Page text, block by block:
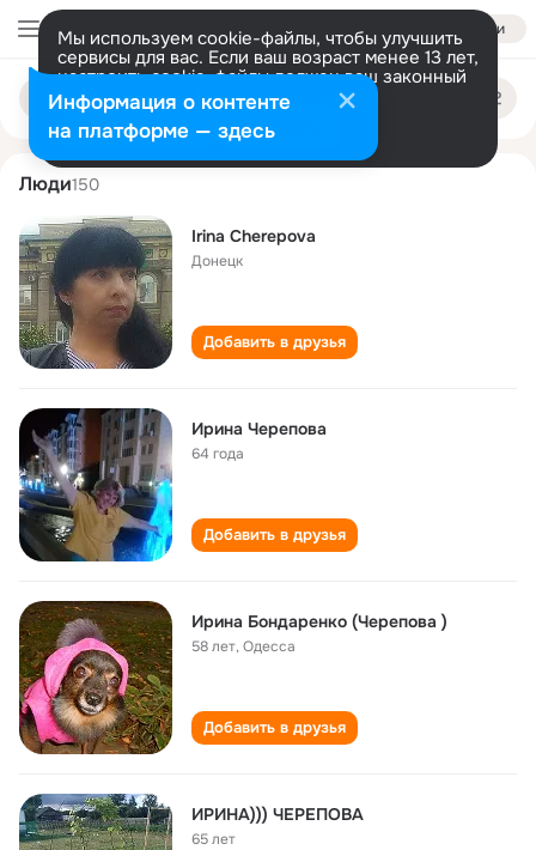
Войти
Мы используем cookie-файлы, чтобы улучшить
сервисы для вас. Если ваш возраст менее 13 лет,
настроить cookie-файлы должен ваш законный
представитель. Больше информации
Разрешить все Настроить
Поиск
людям
irina cherepova
Люди150
Irina Cherepova
Донецк
Добавить в друзья
Ирина Черепова
64 года
Добавить в друзья
Ирина Бондаренко (Черепова )
58 лет,Одесса
Добавить в друзья
ИРИНА))) ЧЕРЕПОВА
65 лет
Информация о контенте
на платформе — здесь